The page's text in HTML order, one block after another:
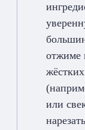
отжиме
или